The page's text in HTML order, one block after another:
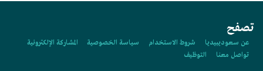
تصفح
عن سعوديبيديا شروط الاستخدام سياسة الخصوصية
المشاركة الإلكترونية
تواصل معنا
التوظيف